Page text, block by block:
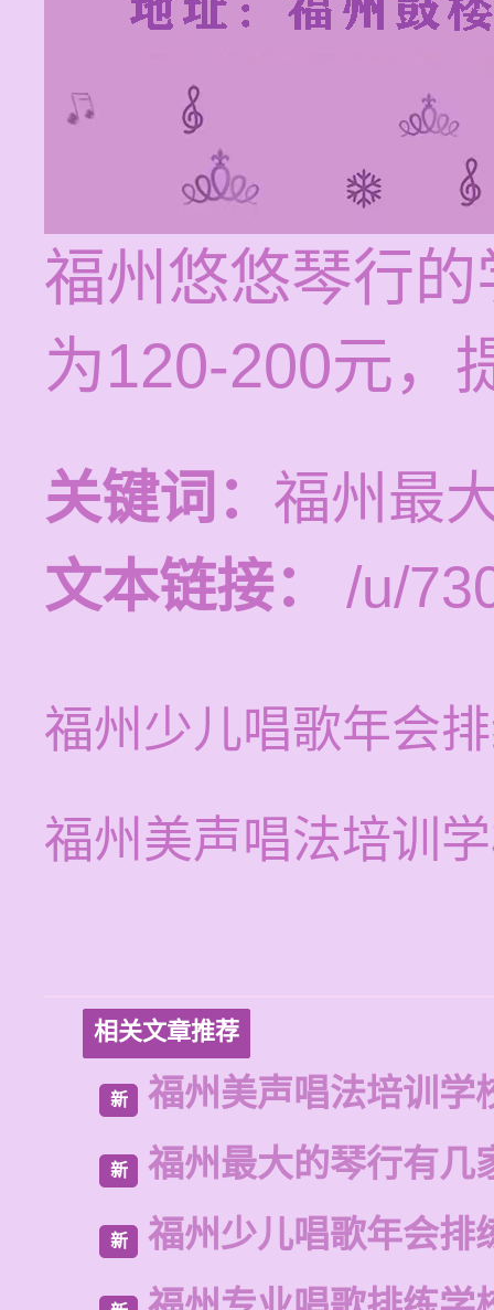
福州悠悠琴行
为120-200元，
关键词： 福州最
文本链接：
/u/
福州少儿唱歌年会
福州美声唱法培训
相关文章推荐
新 福州美声唱法培训学
新 福州最大的琴行有几
新 福州少儿唱歌年会排